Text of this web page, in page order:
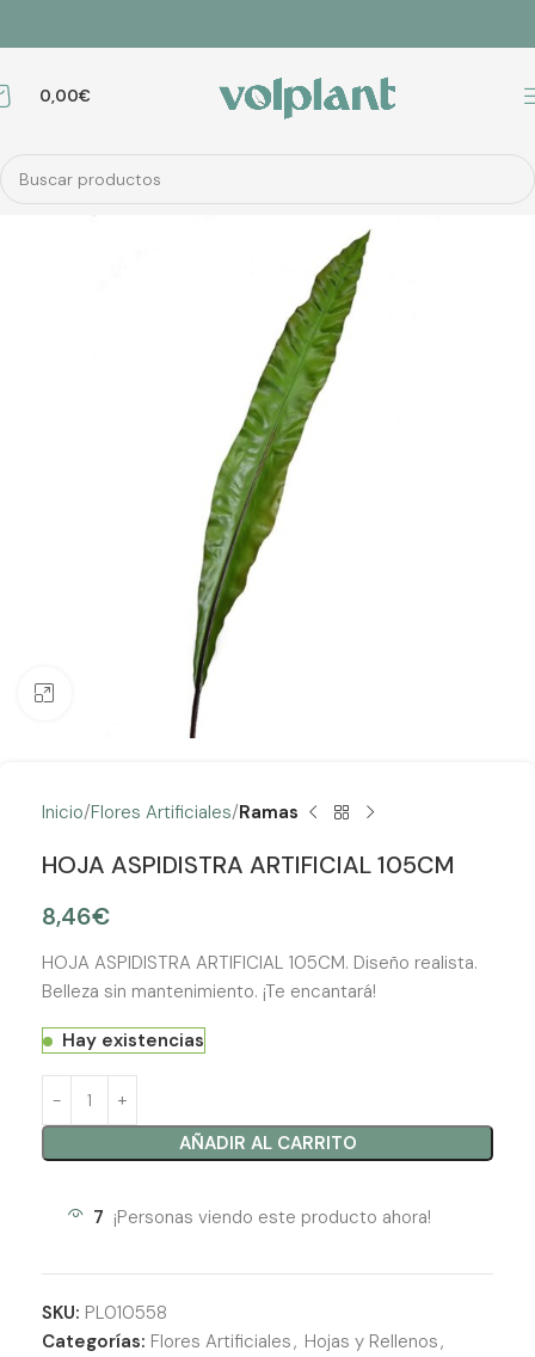
0,00€
Clic para ampliar
Inicio Flores Artificiales Ramas
HOJA ASPIDISTRA ARTIFICIAL 105CM
8,46€
HOJA ASPIDISTRA ARTIFICIAL 105CM. Diseño realista.
Belleza sin mantenimiento. ¡Te encantará!
Hay existencias
AÑADIR AL CARRITO
7 ¡Personas viendo este producto ahora!
SKU: PL010558
Categorías: Flores Artificiales, Hojas y Rellenos,